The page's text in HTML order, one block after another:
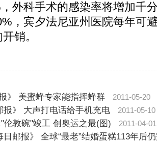
外科手术的感染率将增加千
，宾夕法尼亚州医院每年可
销。
》 美蜜蜂专家能指挥蜂群
2011-05-20
报》 大声打电话给手机充电 2011-05-10
伦敦碗"竣工 创奥运之最(图) 2011-04-01
邮报》 全球“最老”结婚蛋糕113年后